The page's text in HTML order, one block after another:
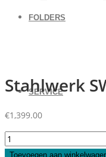
FOLDERS
SERVICE
Stahlwerk
€1,399.00
Stahlwerk
SW-
Toevoegen aan